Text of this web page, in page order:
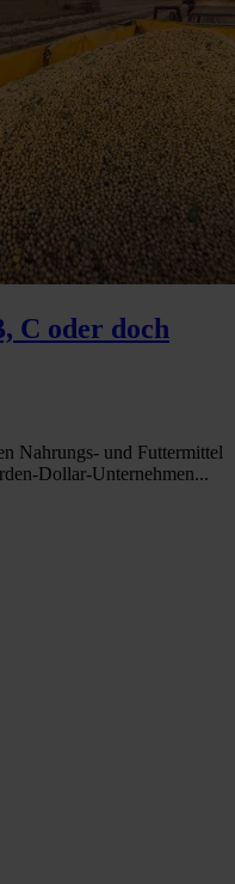
C oder doch
Nahrungs- und Futtermittel
Dollar-Unternehmen...